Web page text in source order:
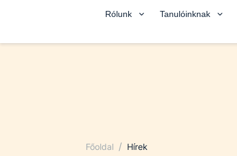
Rólunk Tanulóinknak
Főoldal / Hírek